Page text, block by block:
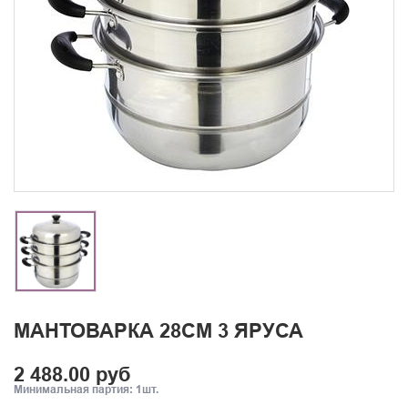
МАНТОВАРКА 28СМ 3 ЯРУСА
2 488.00 руб
Минимальная партия: 1шт.